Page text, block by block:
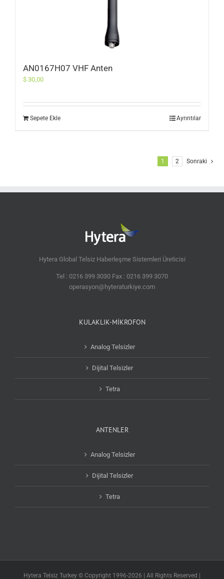
AN0167H07 VHF Anten
$ 30,00
Sepete Ekle Ayrıntılar
1 2 Sonraki
Hytera Global Telsiz Haberleşme Sistemleri Üreticisi
Tel : 0216 399 3030 Fax : 0216 399 3070
operasyon@hyteraturkiye.com
KULAKLIK-MİKROFON
Analog Telsizler
Dijital Telsizler
Tetra
ANTENLER
Analog Telsizler
Dijital Telsizler
Tetra
Hytera Telsiz Turkey © Copyright 1996-2026 | All Rights Reserved |